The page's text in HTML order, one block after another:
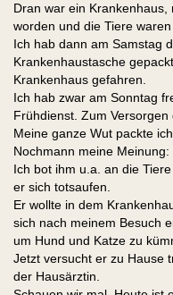
Dran war ein
worden und die Tiere
Ich hab dann am Samstag
Krankenhaustasche
Krankenhaus gefahren.
Ich hab zwar am Sonntag
Frühdienst. Zum Versorgen
Meine ganze Wut packte
Nochmann meine
Ich bot ihm u.a. an die
er sich totsaufen.
Er wollte in dem
sich nach meinem Besuch
um Hund und Katze zu
Jetzt versucht er zu Hause
der Hausärztin.